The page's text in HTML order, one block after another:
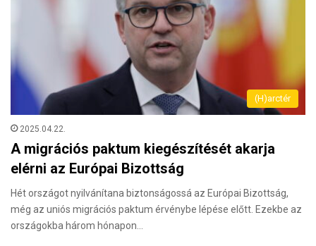
(H)arctér
2025.04.22.
A migrációs paktum kiegészítését akarja
elérni az Európai Bizottság
Hét országot nyilvánítana biztonságossá az Európai Bizottság,
még az uniós migrációs paktum érvénybe lépése előtt. Ezekbe az
or­szágokba három hónapon…